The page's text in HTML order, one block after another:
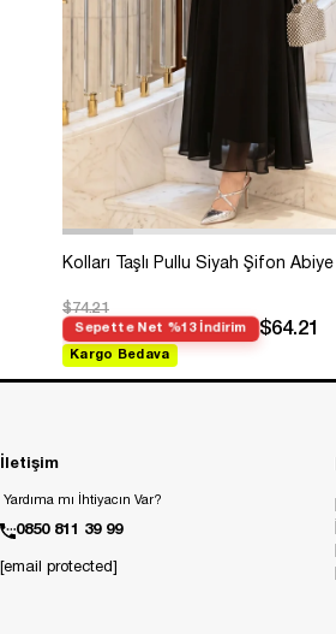
Kolları Taşlı Pullu Siyah Şifon Abiye
$74.21
Sepette Net %13 İndirim $64.21
Kargo Bedava
İletişim
Yardıma mı İhtiyacın Var?
0850 811 39 99
[email protected]